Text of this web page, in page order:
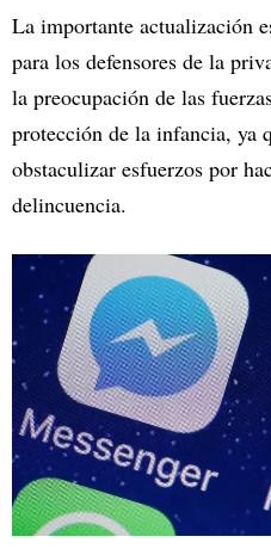
La importante actualización
para los defensores de la
la preocupación de las
protección de la infancia, ya
obstaculizar esfuerzos por
delincuencia.